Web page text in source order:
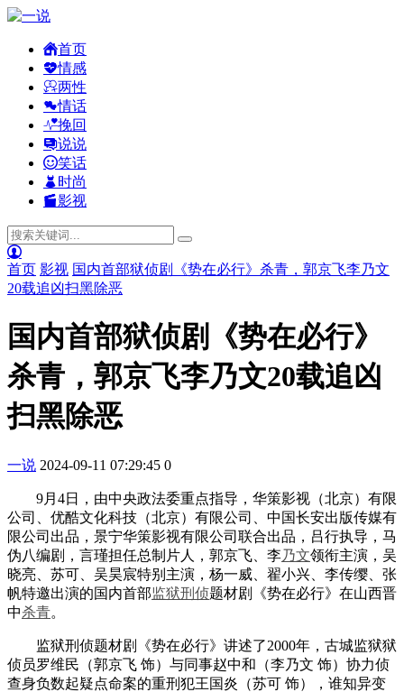
首页
情感
两性
情话
挽回
说说
笑话
时尚
影视
首页 影视 国内首部狱侦剧《势在必行》杀青，郭京飞李乃文
20载追凶扫黑除恶
国内首部狱侦剧《势在必行》
杀青，郭京飞李乃文20载追凶
扫黑除恶
一说 2024-09-11 07:29:45 0
9月4日，由中央政法委重点指导，华策影视（北京）有限
公司、优酷文化科技（北京）有限公司、中国长安出版传媒有
限公司出品，景宁华策影视有限公司联合出品，吕行执导，马
伪八编剧，言瑾担任总制片人，郭京飞、李乃文领衔主演，吴
晓亮、苏可、吴昊宸特别主演，杨一威、翟小兴、李传缨、张
帆特邀出演的国内首部监狱刑侦题材剧《势在必行》在山西晋
中杀青。
监狱刑侦题材剧《势在必行》讲述了2000年，古城监狱狱
侦员罗维民（郭京飞 饰）与同事赵中和（李乃文 饰）协力侦
查身负数起疑点命案的重刑犯王国炎（苏可 饰），谁知异变